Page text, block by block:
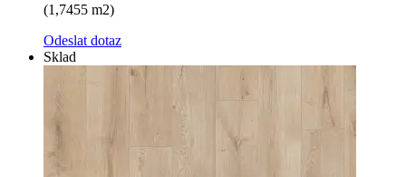
(1,7455 m2)
Odeslat dotaz
Sklad